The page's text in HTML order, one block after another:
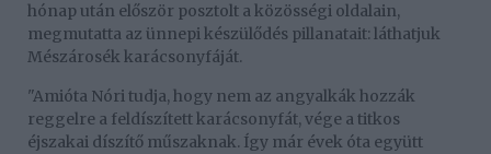
hónap után először posztolt a közösségi oldalain,
megmutatta az ünnepi készülődés pillanatait: láthatjuk
Mészárosék karácsonyfáját.
"Amióta Nóri tudja, hogy nem az angyalkák hozzák
reggelre a feldíszített karácsonyfát, vége a titkos
éjszakai díszítő műszaknak. Így már évek óta együtt